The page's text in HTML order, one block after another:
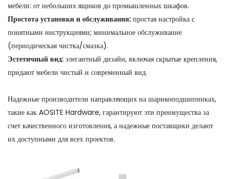
мебели: от небольших ящиков до промышленных шкафов.
Простота установки и обслуживания: простая настройка с
понятными инструкциями; минимальное обслуживание
(периодическая чистка/смазка).
Эстетичный вид: элегантный дизайн, включая скрытые крепления,
придают мебели чистый и современный вид.
Надежные производители направляющих на шарикоподшипниках,
такие как AOSITE Hardware, гарантируют эти преимущества за
счет качественного изготовления, а надежные поставщики делают
их доступными для всех проектов.